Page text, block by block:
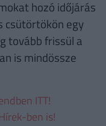
hozó időjárás
csütörtökön egy
tovább frissül a
is mindössze
ITT!
ben is!